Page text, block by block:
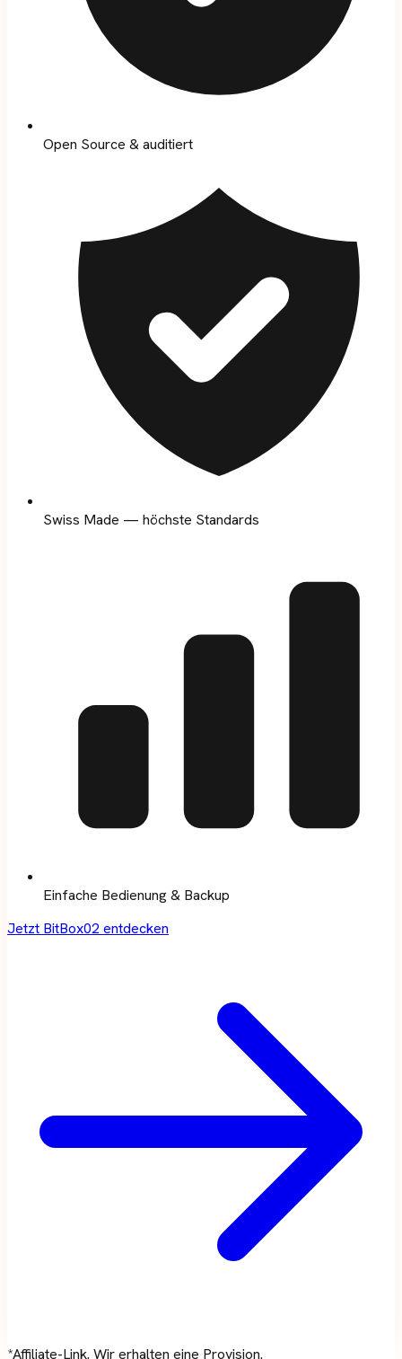
Open Source & auditiert
Swiss Made — höchste Standards
Einfache Bedienung & Backup
Jetzt BitBox02 entdecken
*Affiliate-Link. Wir erhalten eine Provision.